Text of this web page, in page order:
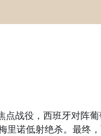
战役，西班牙对阵
诺低射绝杀。最终